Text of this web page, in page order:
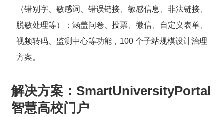
（错别字、敏感词、错误链接、敏感信息、非法链接、
脱敏处理等）；涵盖问卷、投票、微信、自定义表单、
视频转码、监测中心等功能，100 个子站规模设计治理
方案。
解决方案：SmartUniversityPortal
智慧高校门户